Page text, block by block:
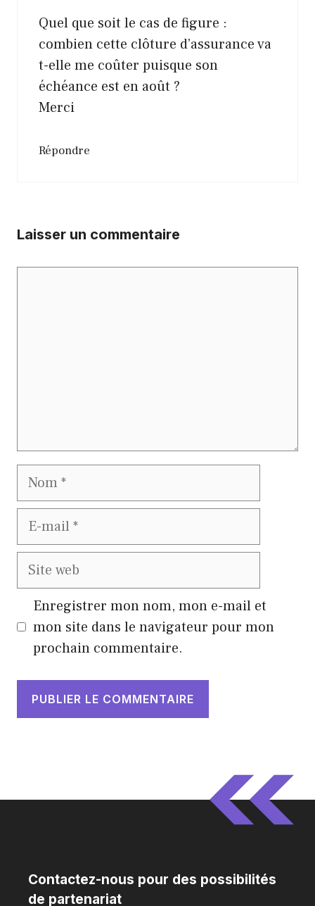
Quel que soit le cas de figure :
combien cette clôture d’assurance va
t-elle me coûter puisque son
échéance est en août ?
Merci
Répondre
Laisser un commentaire
Nom
E-
Site
Enregistrer mon nom, mon e-mail et
mon site dans le navigateur pour mon
prochain commentaire.
Contactez-nous pour des possibilités
de partenariat